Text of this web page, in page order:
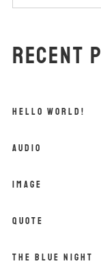
Recent
Hello world!
Audio
Image
Quote
The Blue Night